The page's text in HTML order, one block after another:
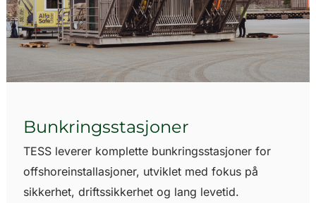
Bunkringsstasjoner
TESS leverer komplette bunkringsstasjoner for
offshoreinstallasjoner, utviklet med fokus på
sikkerhet, driftssikkerhet og lang levetid.